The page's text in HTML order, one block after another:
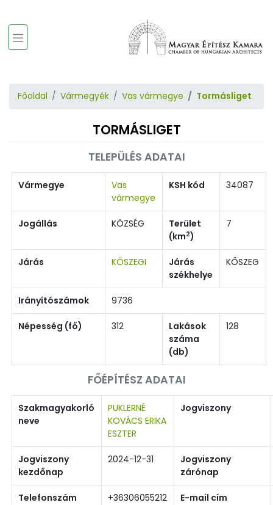
Főoldal Vármegyék Vas vármegye Tormásliget
TORMÁSLIGET
TELEPÜLÉS ADATAI
Vármegye
Vas
vármegye
KSH kód 34087
Jogállás KÖZSÉG
Terület
(km2)
7
Járás KŐSZEGI
Járás
székhelye
KŐSZEG
Irányítószámok 9736
Népesség (fő) 312
Lakások
száma
(db)
128
FŐÉPÍTÉSZ ADATAI
Szakmagyakorló
neve
PUKLERNÉ
KOVÁCS ERIKA
ESZTER
Jogviszony
Jogviszony
kezdőnap
2024-12-31
Jogviszony
zárónap
Telefonszám +36306055212 E-mail cím